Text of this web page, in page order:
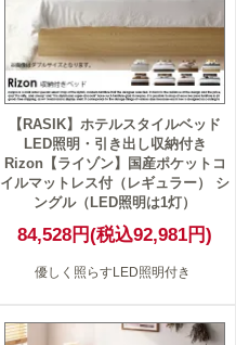
【RASIK】ホテルスタイルベッド
LED照明・引き出し収納付き
Rizon【ライゾン】国産ポケットコ
イルマットレス付（レギュラー） シ
ングル（LED照明は1灯）
84,528円(税込92,981円)
優しく照らすLED照明付き